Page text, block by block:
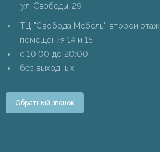
ул. Свободы, 29
ТЦ "Свобода Мебель", второй этаж,
помещения 14 и 15
c 10:00 до 20:00
без выходных
Обратный звонок